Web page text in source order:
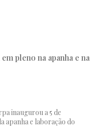
em pleno
inaugurou a 5 de
apanha e laboração do